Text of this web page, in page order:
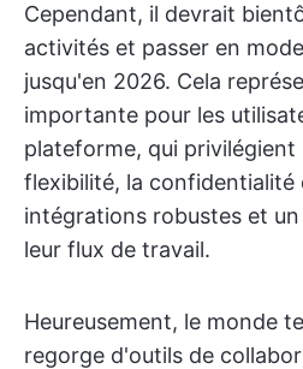
Cependant, il devrait
activités et passer en
jusqu'en 2026. Cela
importante pour les
plateforme, qui
flexibilité, la confidentialité
intégrations robustes et
leur flux de travail.
Heureusement, le monde
regorge d'outils de